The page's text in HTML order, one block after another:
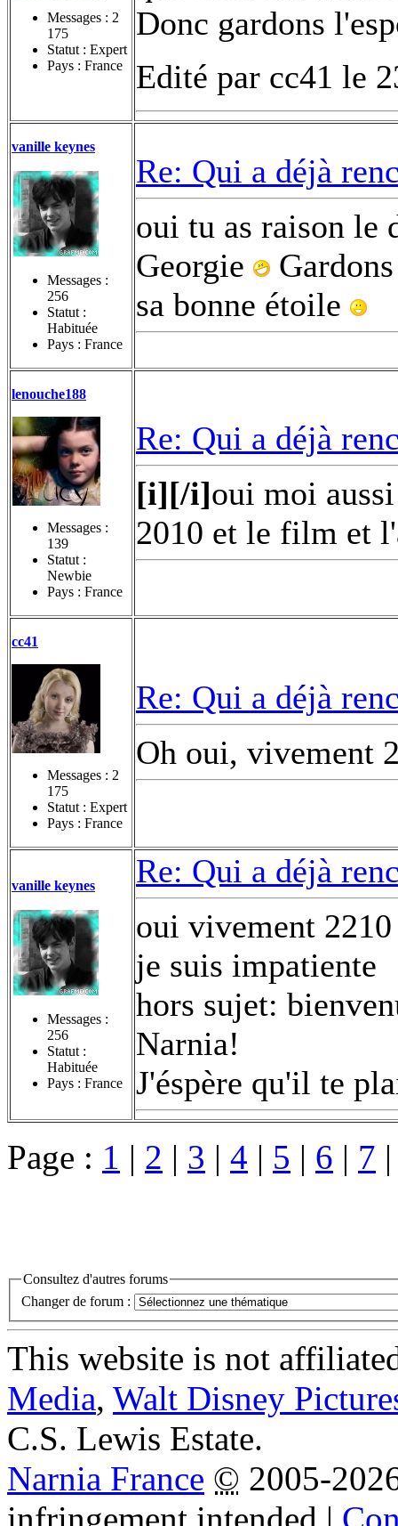
Messages : 2
175
Statut : Expert
Pays : France
Donc gardons
Edité par cc41 le
vanille keynes
Messages :
256
Statut :
Habituée
Pays : France
Re: Qui a déjà
oui tu as raison le
Georgie
sa bonne étoile
lenouche188
Messages :
139
Statut :
Newbie
Pays : France
Re: Qui a déjà
[i][/i]oui moi
2010 et le film et
cc41
Messages : 2
175
Statut : Expert
Pays : France
Re: Qui a déjà
Oh oui, vivement
vanille keynes
Messages :
256
Statut :
Habituée
Pays : France
Re: Qui a déjà
oui vivement 2210
je suis impatiente
hors sujet:
Narnia!
J'éspère qu'il te
Page : 1 | 2 | 3 | 4 | 5 | 6 | 7
Consultez d'autres forums
Changer de forum :
This website is not
Media, Walt Disney
C.S. Lewis Estate.
Narnia France © 2005-
infringement intended |